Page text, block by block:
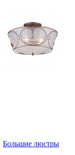
Большие люстры